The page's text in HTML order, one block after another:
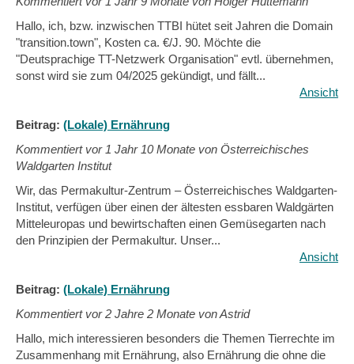
Hallo, ich, bzw. inzwischen TTBI hütet seit Jahren die Domain
"transition.town", Kosten ca. €/J. 90. Möchte die
"Deutsprachige TT-Netzwerk Organisation" evtl. übernehmen,
sonst wird sie zum 04/2025 gekündigt, und fällt...
Ansicht
Beitrag: (Lokale) Ernährung
Kommentiert vor 1 Jahr 10 Monate von Österreichisches
Waldgarten Institut
Wir, das Permakultur-Zentrum – Österreichisches Waldgarten-
Institut, verfügen über einen der ältesten essbaren Waldgärten
Mitteleuropas und bewirtschaften einen Gemüsegarten nach
den Prinzipien der Permakultur. Unser...
Ansicht
Beitrag: (Lokale) Ernährung
Kommentiert vor2 Jahre 2 Monate von Astrid
Hallo, mich interessieren besonders die Themen Tierrechte im
Zusammenhang mit Ernährung, also Ernährung die ohne die